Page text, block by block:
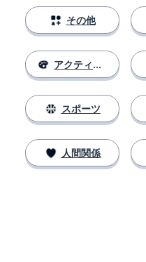
その他
アクティビティ
スポーツ
人間関係